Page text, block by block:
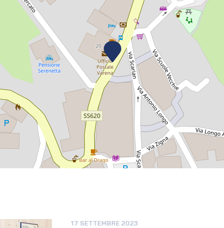
17 SETTEMBRE 2023